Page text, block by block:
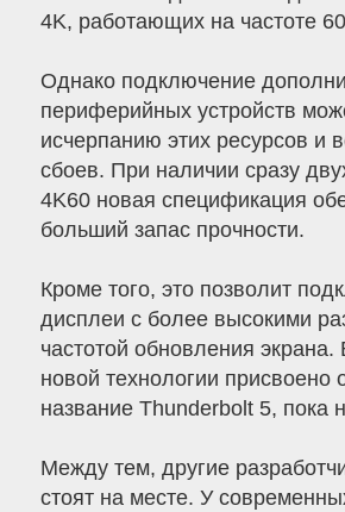
4K, работающих на частоте
Однако подключение
периферийных устройств
исчерпанию этих ресурсов и
сбоев. При наличии сразу
4K60 новая спецификация
больший запас прочности.
Кроме того, это позволит
дисплеи с более высокими
частотой обновления экрана.
новой технологии присвоено
название Thunderbolt 5, пока
Между тем, другие
стоят на месте. У